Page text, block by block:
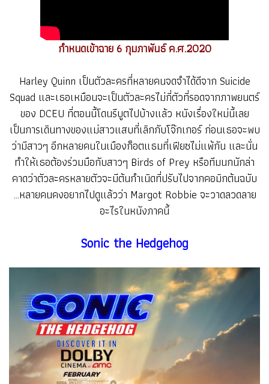
กำหนดเข้าฉาย 6 กุมภาพันธ์ ค.ศ.2020
Harley Quinn เป็นตัวละครที่หลายคนจดจำได้ดีจาก Suicide
Squad และเธอเหมือนจะเป็นตัวละครไม่กี่ตัวที่รอดจากภาพยนตร์
ของ DCEU ที่ตอนนี้โดนรีบูตไปบ้างแล้ว หนังเรื่องใหม่นี้เลย
เป็นการเดินทางของแม่สาวแสบที่เลิกกับโจ๊กเกอร์ ก่อนเธอจะพบ
ว่ามีสาวๆ อีกหลายคนในเมืองก็อตแธมที่เฟียซไม่แพ้กัน และนั่น
ทำให้เธอต้องร่วมมือกับสาวๆ Birds of Prey หรือทีมนกนักล่า
คาดว่าตัวละครหลายตัวจะมีต้นกำเนิดที่ปรับไปจากคอมิกต้นฉบับ
…หลายคนคงอยากไปดูแล้วว่า Margot Robbie จะวาดลวดลาย
อะไรในหนังภาคนี้
Sonic the Hedgehog